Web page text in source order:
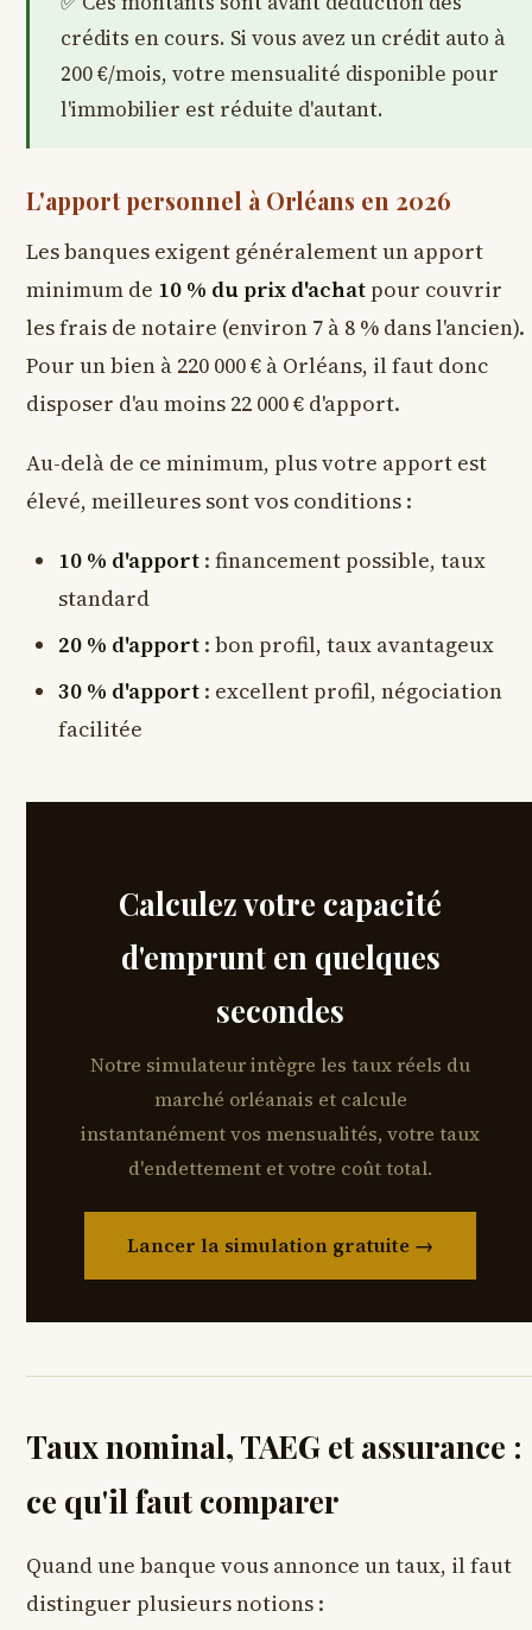
crédits en cours. Si vous avez un crédit auto à
200 €/mois, votre mensualité disponible pour
l'immobilier est réduite d'autant.
L'apport personnel à Orléans en 2026
Les banques exigent généralement un apport
minimum de 10 % du prix d'achat pour couvrir
les frais de notaire (environ 7 à 8 % dans l'ancien).
Pour un bien à 220 000 € à Orléans, il faut donc
disposer d'au moins 22 000 € d'apport.
Au-delà de ce minimum, plus votre apport est
élevé, meilleures sont vos conditions :
10 % d'apport : financement possible, taux
standard
20 % d'apport : bon profil, taux avantageux
30 % d'apport : excellent profil, négociation
facilitée
Calculez votre capacité
d'emprunt en quelques
secondes
Notre simulateur intègre les taux réels du
marché orléanais et calcule
instantanément vos mensualités, votre taux
d'endettement et votre coût total.
Lancer la simulation gratuite →
Taux nominal, TAEG et assurance :
ce qu'il faut comparer
Quand une banque vous annonce un taux, il faut
distinguer plusieurs notions :